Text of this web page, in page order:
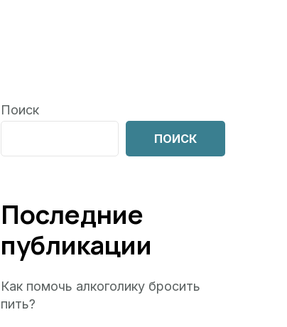
Поиск
ПОИСК
Последние
публикации
Как помочь алкоголику бросить
пить?